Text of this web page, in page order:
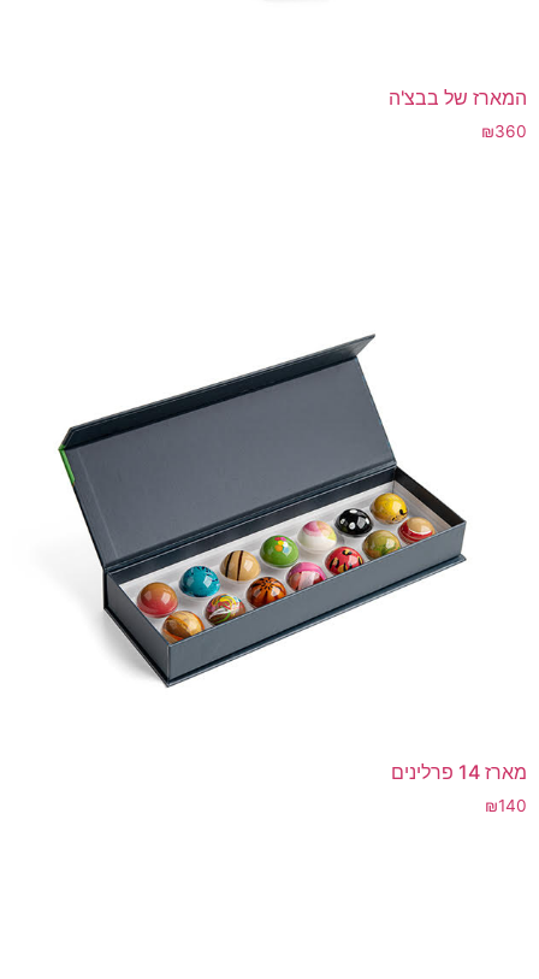
המארז של בבצ'ה
₪360
מארז 14 פרלינים
₪140